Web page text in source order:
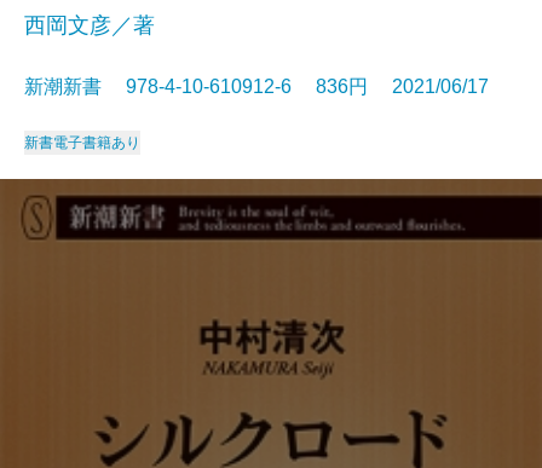
西岡文彦／著
新潮新書 978-4-10-610912-6 836円 2021/06/17
新書電子書籍あり